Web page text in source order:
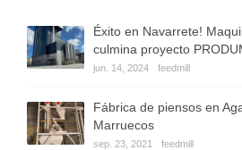
Éxito en Navarrete!
culmina proyecto
jun. 14, 2024 feedmill
Fábrica de piensos en
Marruecos
sep. 23, 2021 feedmill